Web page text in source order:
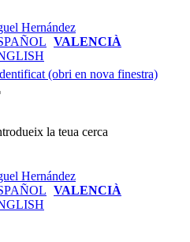
VALENCIÀ
(obri en nova finestra)
la teua cerca
VALENCIÀ